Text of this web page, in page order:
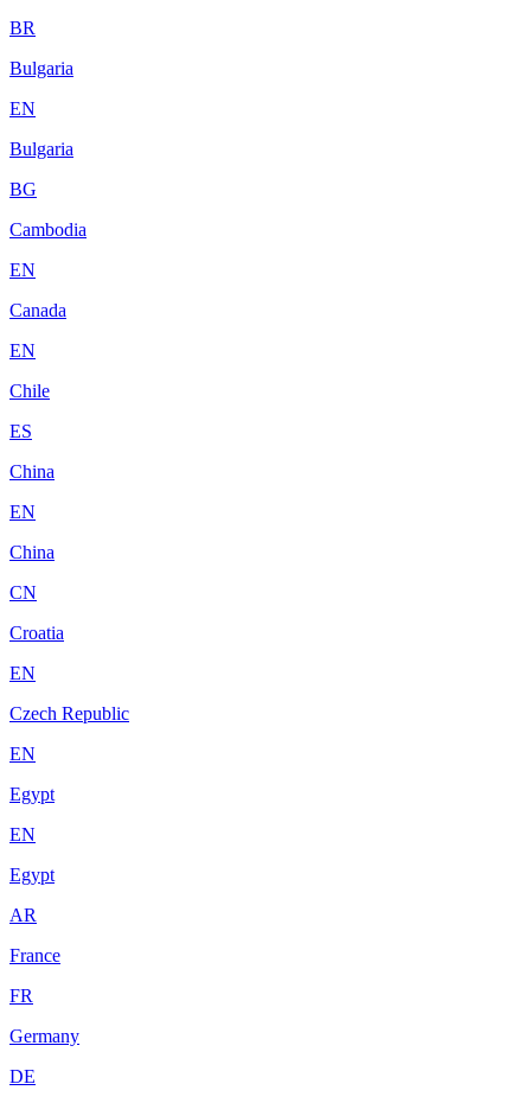
BR
Bulgaria
EN
Bulgaria
BG
Cambodia
EN
Canada
EN
Chile
ES
China
EN
China
CN
Croatia
EN
Czech Republic
EN
Egypt
EN
Egypt
AR
France
FR
Germany
DE